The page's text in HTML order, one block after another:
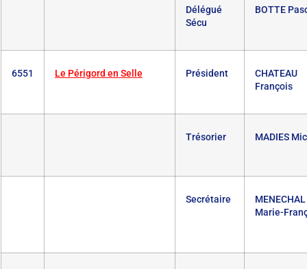
Délégué
Sécu
BOTTE
6551 Le Périgord en Selle Président
CHATEAU
François
Trésorier MADIES
Secrétaire
MENECHAL
Marie-